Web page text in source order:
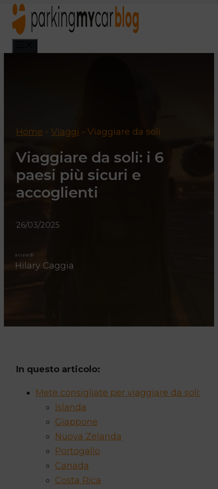
Vai
contenuto
Home - Viaggi - Viaggiare da soli
Viaggiare da soli: i 6
paesi più sicuri e
accoglienti
26/03/2025
a cura di
Hilary Caggia
In questo articolo:
Mete consigliate per viaggiare da soli:
Islanda
Giappone
Nuova Zelanda
Portogallo
Canada
Costa Rica